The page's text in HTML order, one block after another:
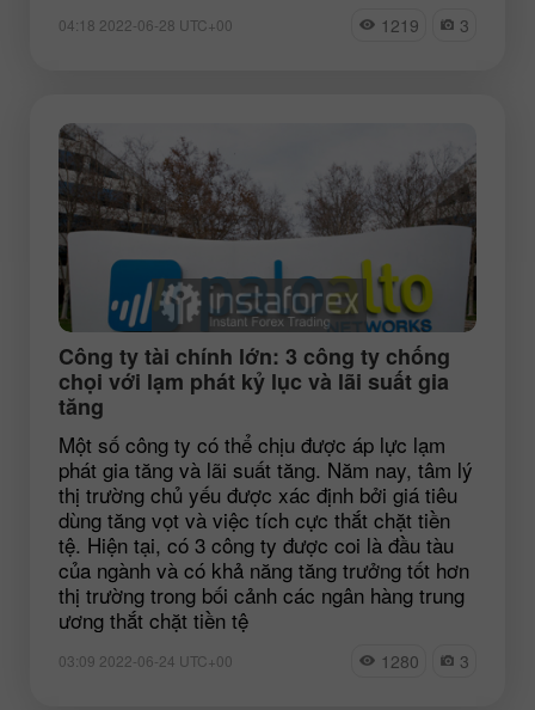
04:18 2022-06-28 UTC+00 1219 3
Công ty tài chính lớn: 3 công ty chống
chọi với lạm phát kỷ lục và lãi suất gia
tăng
Một số công ty có thể chịu được áp lực lạm
phát gia tăng và lãi suất tăng. Năm nay, tâm lý
thị trường chủ yếu được xác định bởi giá tiêu
dùng tăng vọt và việc tích cực thắt chặt tiền
tệ. Hiện tại, có 3 công ty được coi là đầu tàu
của ngành và có khả năng tăng trưởng tốt hơn
thị trường trong bối cảnh các ngân hàng trung
ương thắt chặt tiền tệ
03:09 2022-06-24 UTC+00 1280 3